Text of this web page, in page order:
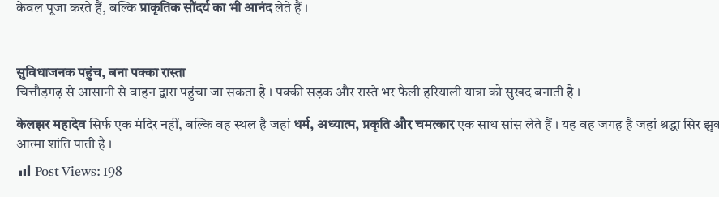
केवल पूजा करते हैं, बल्किप्राकृतिक सौंदर्य का भी आनंदलेते हैं।
सुविधाजनक पहुंच, बना पक्का रास्ता
चित्तौड़गढ़ से आसानी से वाहन द्वारा पहुंचा जा सकता है। पक्की सड़क और रास्ते भर फैली हरियाली यात्रा को सुखद बनाती है।
केलझर महादेवसिर्फ एक मंदिर नहीं, बल्कि वह स्थल है जहां धर्म, अध्यात्म, प्रकृति और चमत्कारएक साथ सांस लेते हैं। यह वह जगह है जहां श्रद्धा सिर
आत्मा शांति पाती है।
Post Views: 198